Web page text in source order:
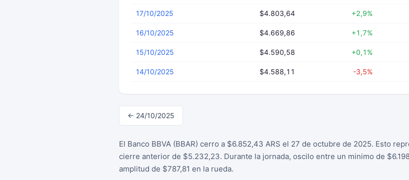
17/10/2025 $4.803,64 +2,9%
16/10/2025 $4.669,86 +1,7%
15/10/2025 $4.590,58 +0,1%
14/10/2025 $4.588,11 -3,5%
← 24/10/2025
El Banco BBVA (BBAR) cerro a $6.852,43 ARS el 27 de octubre de 2025. Esto
cierre anterior de $5.232,23. Durante la jornada, oscilo entre un minimo de
amplitud de $787,81 en la rueda.